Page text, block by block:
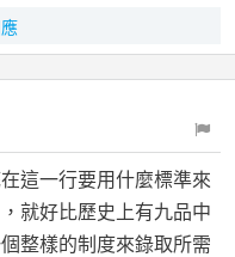
這一行要用什麼標準來
就好比歷史上有九品中
整樣的制度來錄取所需